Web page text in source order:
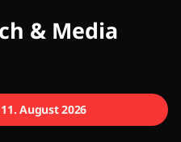
& Media
August 2026